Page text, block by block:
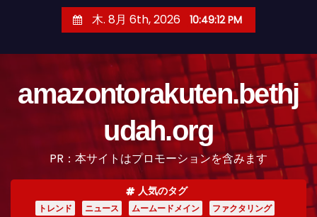
木. 8月 6th, 2026 10:49:13 PM
amazontorakuten.bethj
udah.org
PR：本サイトはプロモーションを含みます
人気のタグ
トレンド ニュース ムームードメイン
ファクタリング